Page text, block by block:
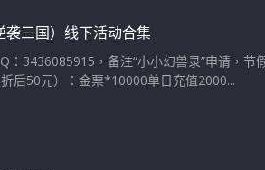
袭三国）线下活动合集
：3436085915，备注“小小幻兽录”申请，
后50元）：金票*10000单日充值2000...